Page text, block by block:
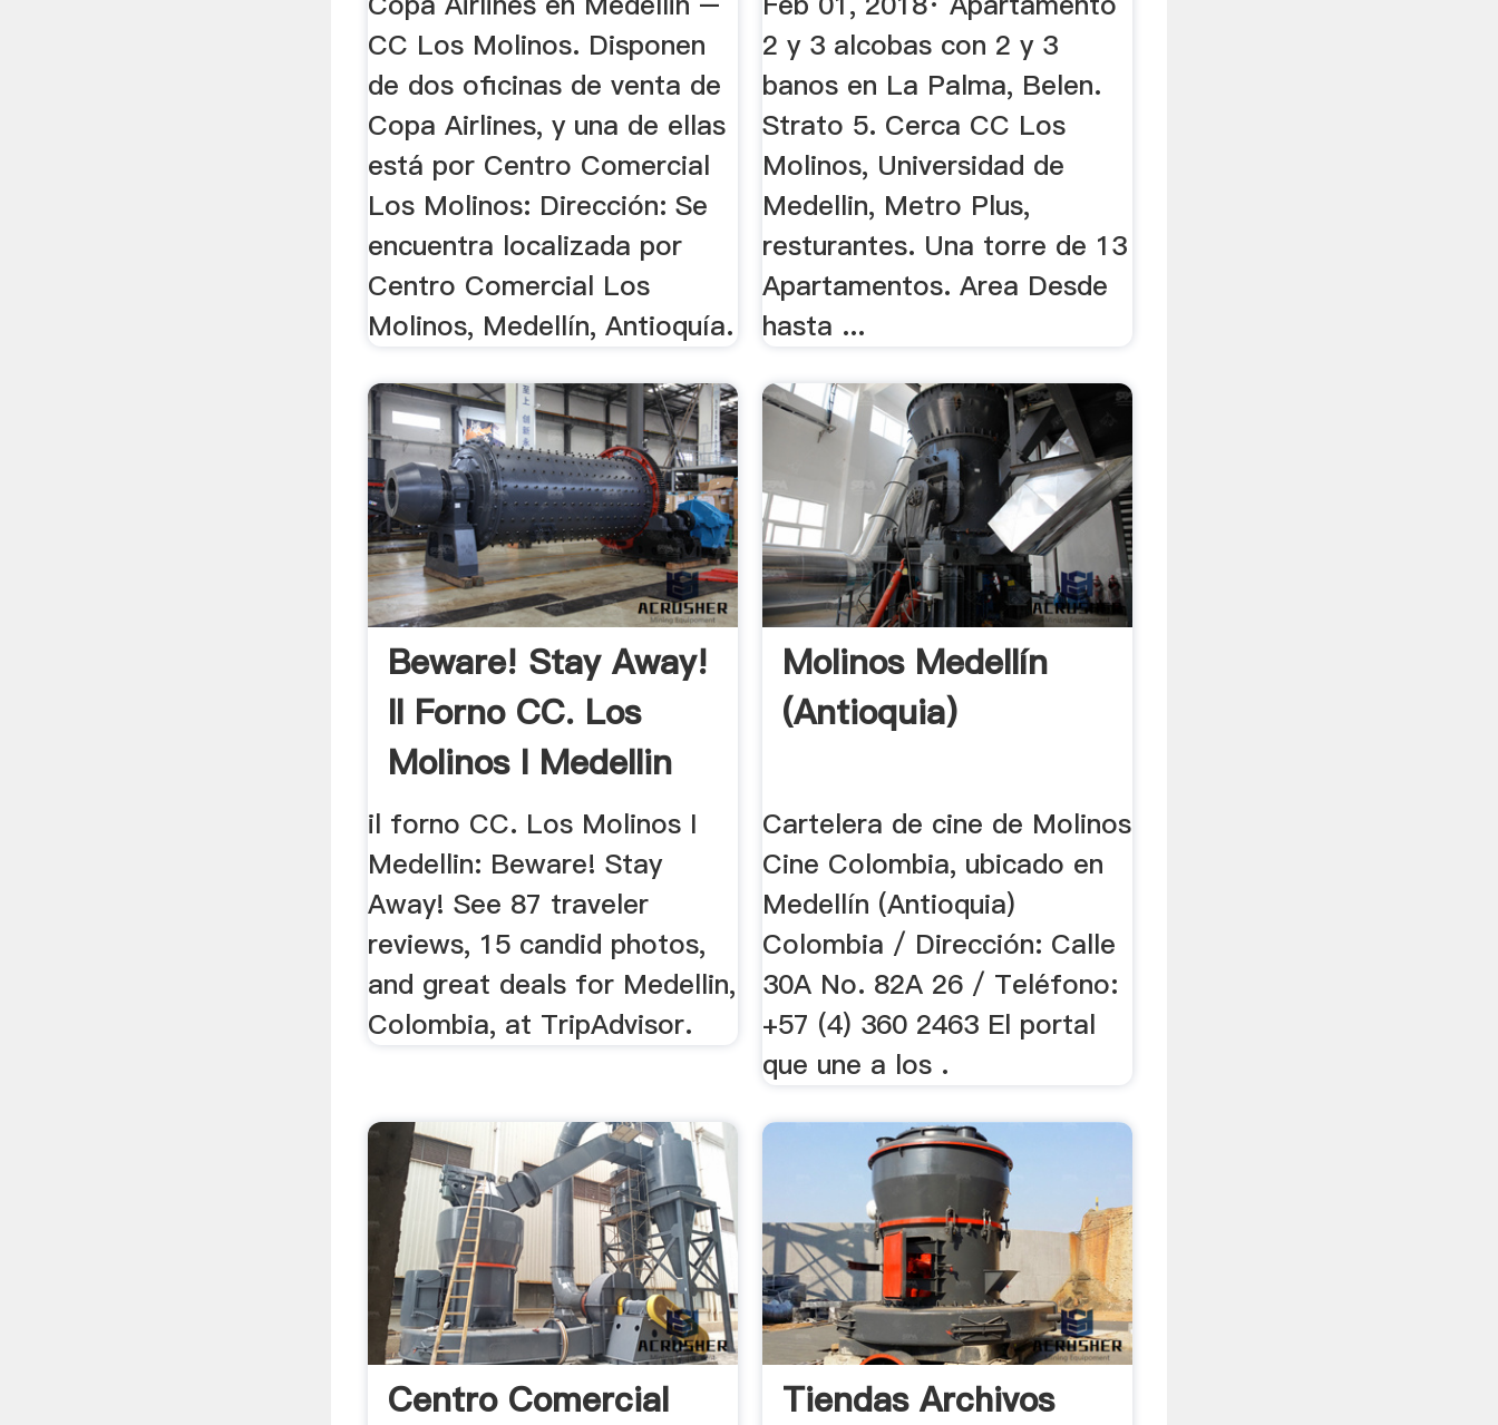
CC Los Molinos. Disponen
de dos oficinas de venta de
Copa Airlines, y una de ellas
está por Centro Comercial
Los Molinos: Dirección: Se
encuentra localizada por
Centro Comercial Los
Molinos, Medellín, Antioquía.
2 y 3 alcobas con 2 y 3
banos en La Palma, Belen.
Strato 5. Cerca CC Los
Molinos, Universidad de
Medellin, Metro Plus,
resturantes. Una torre de 13
Apartamentos. Area Desde
hasta ...
Beware! Stay Away!
Il Forno CC. Los
Molinos I Medellin
il forno CC. Los Molinos I
Medellin: Beware! Stay
Away! See 87 traveler
reviews, 15 candid photos,
and great deals for Medellin,
Colombia, at TripAdvisor.
Molinos Medellín
(Antioquia)
Cartelera de cine de Molinos
Cine Colombia, ubicado en
Medellín (Antioquia)
Colombia / Dirección: Calle
30A No. 82A 26 / Teléfono:
+57 (4) 360 2463 El portal
que une a los .
Centro Comercial
Tiendas Archivos